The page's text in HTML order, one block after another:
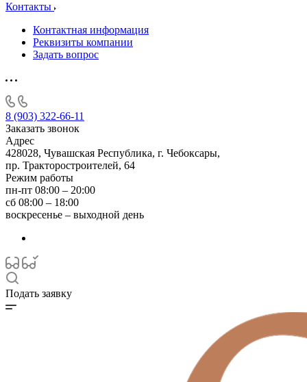
Контакты
Контактная информация
Реквизиты компании
Задать вопрос
8 (903) 322-66-11
Заказать звонок
Адрес
428028, Чувашская Республика, г. Чебоксары,
пр. Тракторостроителей, 64
Режим работы
пн-пт 08:00 – 20:00
сб 08:00 – 18:00
воскресенье – выходной день
Подать заявку